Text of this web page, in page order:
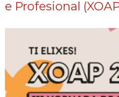
e Profesional